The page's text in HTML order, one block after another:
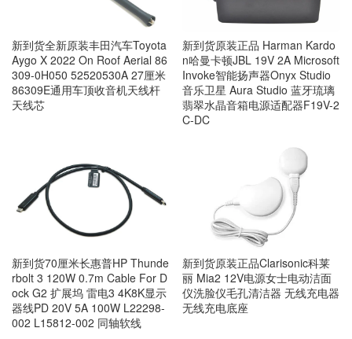
新到货全新原装丰田汽车Toyota
Aygo X 2022 On Roof Aerial 86
309-0H050 52520530A 27厘米
86309E通用车顶收音机天线杆
天线芯
新到货原装正品 Harman Kardo
n哈曼卡顿JBL 19V 2A Microsoft
Invoke智能扬声器Onyx Studio
音乐卫星 Aura Studio 蓝牙琉璃
翡翠水晶音箱电源适配器F19V-2
C-DC
新到货70厘米长惠普HP Thunde
rbolt 3 120W 0.7m Cable For D
ock G2 扩展坞 雷电3 4K8K显示
器线PD 20V 5A 100W L22298-
002 L15812-002 同轴软线
新到货原装正品Clarisonic科莱
丽 Mia2 12V电源女士电动洁面
仪洗脸仪毛孔清洁器 无线充电器
无线充电底座